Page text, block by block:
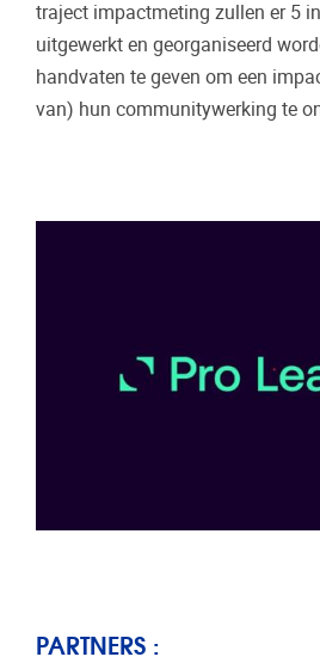
traject impactmeting zullen er 5
uitgewerkt en georganiseerd
handvaten te geven om een
van) hun communitywerking te
PARTNERS :